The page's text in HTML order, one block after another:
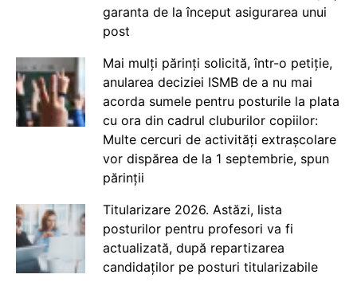
garanta de la început asigurarea unui
post
Mai mulți părinți solicită, într-o petiție,
anularea deciziei ISMB de a nu mai
acorda sumele pentru posturile la plata
cu ora din cadrul cluburilor copiilor:
Multe cercuri de activități extrașcolare
vor dispărea de la 1 septembrie, spun
părinții
Titularizare 2026. Astăzi, lista
posturilor pentru profesori va fi
actualizată, după repartizarea
candidaților pe posturi titularizabile